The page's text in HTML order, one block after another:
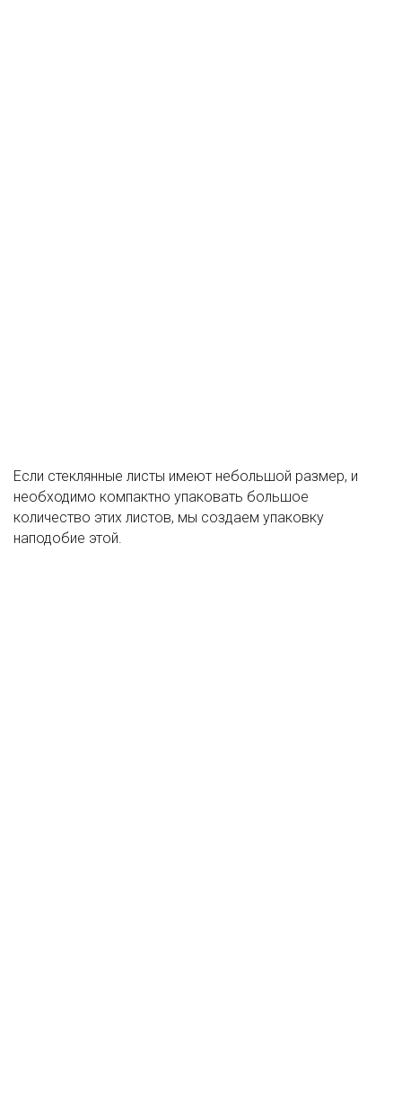
Если стеклянные листы имеют небольшой размер, и
необходимо компактно упаковать большое
количество этих листов, мы создаем упаковку
наподобие этой.